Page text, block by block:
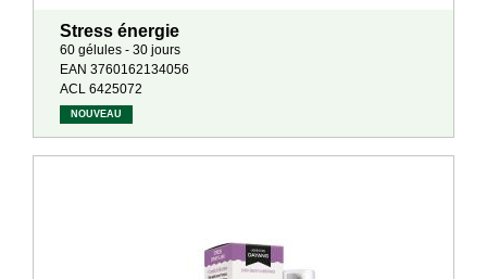
Stress énergie
60 gélules - 30 jours
EAN 3760162134056
ACL 6425072
NOUVEAU